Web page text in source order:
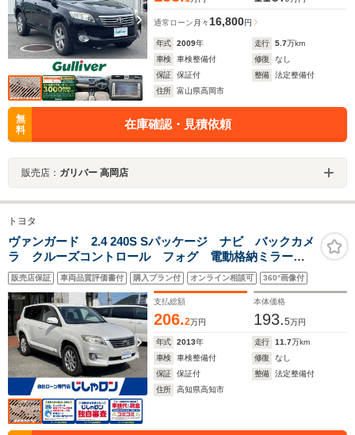
通常ローン 月々 16,800円
年式 2009年 走行 5.7万km
車検
車検整備付 修復
なし
保証
保証付 整備
法定整備付
住所
富山県高岡市
無
料
在庫確認・見積依頼
販売店： ガリバー 高岡店
トヨタ
ヴァンガード 2.4 240S Sパッケージ ナビ バックカメ
ラ クルーズコントロール フォグ 電動格納ミラー
プラズマクラスター オートライト 純正ドアバイザ
ー フロアマット ナビ取説
販売店保証 車両品質評価書付 購入プラン付 オンライン相談可 360°画像付
支払総額
206.2万円
本体価格
193.5万円
年式 2013年 走行 11.7万km
車検
車検整備付 修復
なし
保証
保証付 整備
法定整備付
住所
高知県高知市